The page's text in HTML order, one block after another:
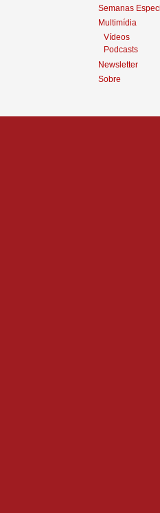
Semanas
Multimídia
Vídeos
Podcasts
Newsletter
Sobre